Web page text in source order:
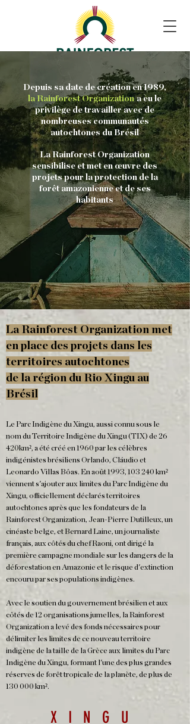
Depuis sa date de création en 1989,
la Rainforest Organization a eu le
privilège de travailler avec de
nombreuses communautés
autochtones du Brésil
La Rainforest Organization
sensibilise et met en œuvre des
projets pour la protection de la
forêt amazonienne et de ses
habitants
La Rainforest Organization met
en place des projets dans les
territoires autochtones
de la région du Rio Xingu au
Brésil
Le Parc Indigène du Xingu, aussi connu sous le
nom du Territoire Indigène du Xingu (TIX) de 26
420km², a été créé en 1960 par les célèbres
indigénistes brésiliens Orlando, Cláudio et
Leonardo Villas Bôas. En août 1993, 103 240 km²
viennent s'ajouter aux limites du Parc Indigène du
Xingu, officiellement déclarés territoires
autochtones après que les fondateurs de la
Rainforest Organization, Jean-Pierre Dutilleux, un
cinéaste belge, et Bernard Laine, un journaliste
français, aux côtés du chef Raoni, ont dirigé la
première campagne mondiale sur les dangers de la
déforestation en Amazonie et le risque d'extinction
encouru par ses populations indigènes.
Avec le soutien du gouvernement brésilien et aux
côtés de 12 organisations jumelles, la Rainforest
Organization a levé des fonds nécessaires pour
délimiter les limites de ce nouveau territoire
indigène de la taille de la Grèce aux limites du Parc
Indigène du Xingu, formant l'une des plus grandes
réserves de forêt tropicale de la planète, de plus de
130 000 km².
XINGU